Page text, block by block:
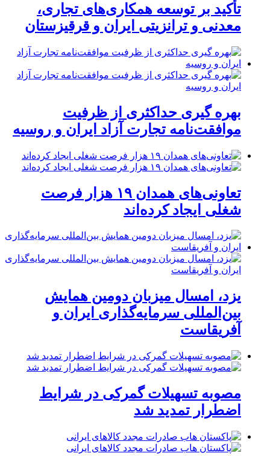
تأکید بر توسعه همکاری‌های تجاری،
معدنی و ترانزیتی ایران و قرقیزستان
بهره گیری حداکثری از ظرفیت
موافقت‌نامه تجارت آزاد ایران و روسیه
تعاونی‌های همدان ۱۹ هزار فرصت
شغلی ایجاد کرده‌اند
یزد، امسال میزبان دومین همایش
بین‌المللی سرمایه‌گذاری ایران و
آفریقاست
مصوبه تسهیلات گمرکی در شرایط
اضطرار تمدید شد